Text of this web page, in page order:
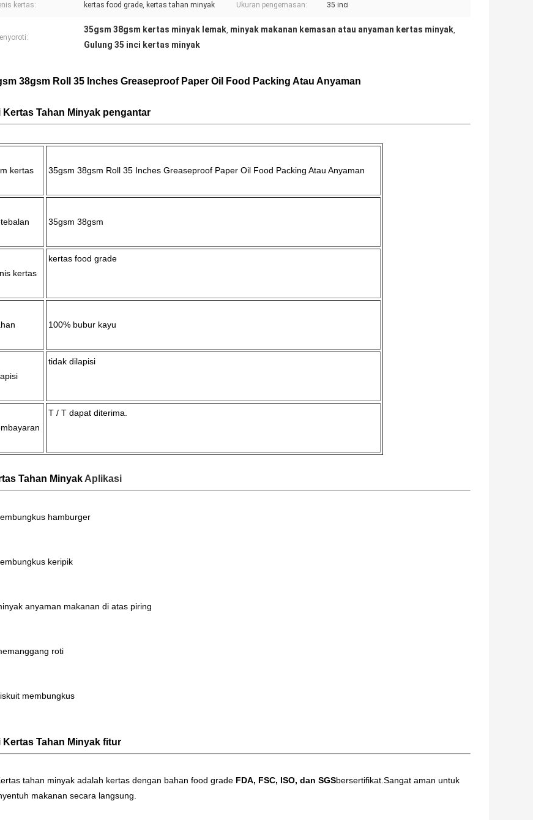
kertas: kertas food grade, kertas tahan minyak Ukuran pengemasan: 35 inci
35gsm 38gsm kertas minyak lemak, minyak makanan kemasan atau anyaman kertas minyak,
Gulung 35 inci kertas minyak
38gsm Roll 35 Inches Greaseproof Paper Oil Food Packing Atau Anyaman
Kertas Tahan Minyak pengantar
kertas 35gsm 38gsm Roll 35 Inches Greaseproof Paper Oil Food Packing Atau Anyaman
35gsm 38gsm
kertas
kertas food grade
100% bubur kayu
tidak dilapisi
T / T dapat diterima.
Tahan Minyak Aplikasi
hamburger
keripik
anyaman makanan di atas piring
roti
membungkus
Kertas Tahan Minyak fitur
tahan minyak adalah kertas dengan bahan food grade FDA, FSC, ISO, dan SGSbersertifikat.Sangat aman untuk
makanan secara langsung.